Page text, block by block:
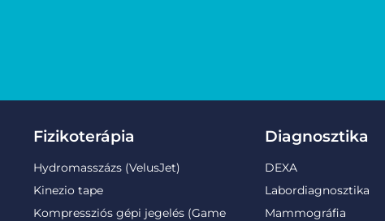
Fizikoterápia
Hydromasszázs (VelusJet)
Kinezio tape
Kompressziós gépi jegelés (Game
Diagnosztika
DEXA
Labordiagnosztika
Mammográfia